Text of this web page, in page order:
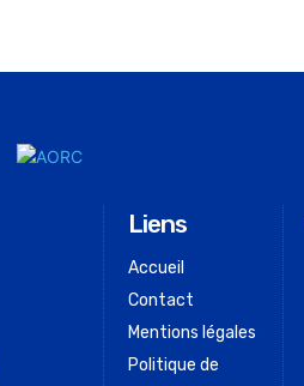
Liens
Accueil
Contact
Mentions légales
Politique de